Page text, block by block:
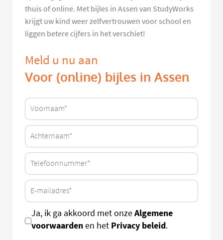
thuis of online. Met bijles in Assen van StudyWorks
krijgt uw kind weer zelfvertrouwen voor school en
liggen betere cijfers in het verschiet!
Meld u nu aan
Voor (online) bijles in Assen
Ja, ik ga akkoord met onzeAlgemene
voorwaardenen het Privacy beleid.